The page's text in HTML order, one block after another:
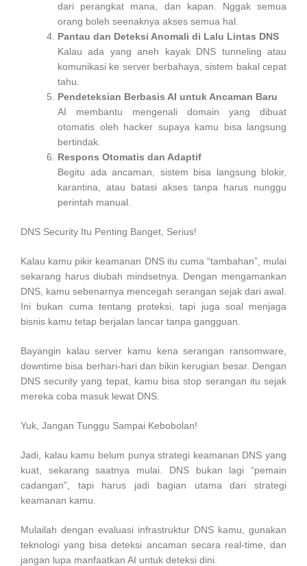
dari perangkat mana, dan kapan. Nggak semua
orang boleh seenaknya akses semua hal.
Pantau dan Deteksi Anomali di Lalu Lintas DNS
Kalau ada yang aneh kayak DNS tunneling atau
komunikasi ke server berbahaya, sistem bakal cepat
tahu.
Pendeteksian Berbasis AI untuk Ancaman Baru
AI membantu mengenali domain yang dibuat
otomatis oleh hacker supaya kamu bisa langsung
bertindak.
Respons Otomatis dan Adaptif
Begitu ada ancaman, sistem bisa langsung blokir,
karantina, atau batasi akses tanpa harus nunggu
perintah manual.
DNS Security Itu Penting Banget, Serius!
Kalau kamu pikir keamanan DNS itu cuma “tambahan”, mulai
sekarang harus diubah mindsetnya. Dengan mengamankan
DNS, kamu sebenarnya mencegah serangan sejak dari awal.
Ini bukan cuma tentang proteksi, tapi juga soal menjaga
bisnis kamu tetap berjalan lancar tanpa gangguan.
Bayangin kalau server kamu kena serangan ransomware,
downtime bisa berhari-hari dan bikin kerugian besar. Dengan
DNS security yang tepat, kamu bisa stop serangan itu sejak
mereka coba masuk lewat DNS.
Yuk, Jangan Tunggu Sampai Kebobolan!
Jadi, kalau kamu belum punya strategi keamanan DNS yang
kuat, sekarang saatnya mulai. DNS bukan lagi “pemain
cadangan”, tapi harus jadi bagian utama dari strategi
keamanan kamu.
Mulailah dengan evaluasi infrastruktur DNS kamu, gunakan
teknologi yang bisa deteksi ancaman secara real-time, dan
jangan lupa manfaatkan AI untuk deteksi dini.